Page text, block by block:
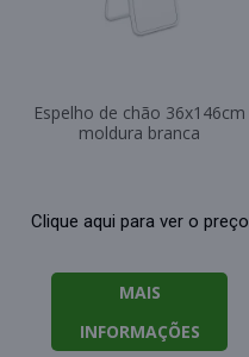
Espelho de chão 36x146cm
moldura branca
Clique aqui para ver o preço
MAIS
INFORMAÇÕES